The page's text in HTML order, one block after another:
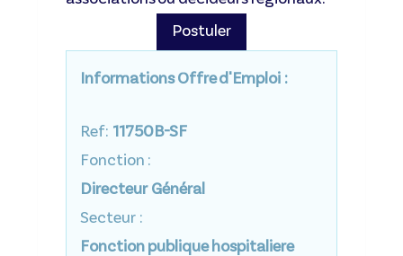
Postuler
Informations Offre d'Emploi :
Ref: 11750B-SF
Fonction :
Directeur Général
Secteur :
Fonction publique hospitaliere